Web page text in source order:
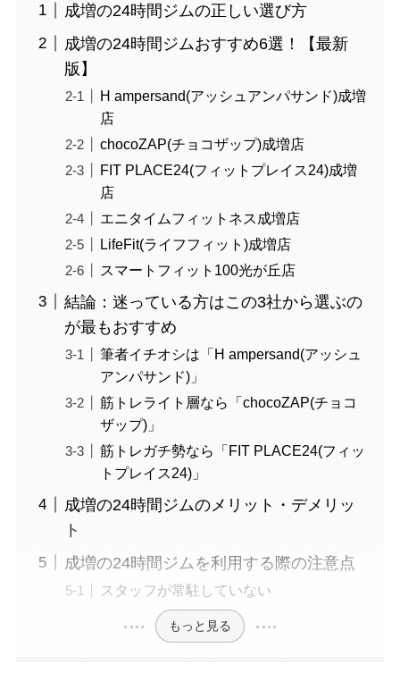
成増の24時間ジムの正しい選び方
成増の24時間ジムおすすめ6選！【最新
版】
H ampersand(アッシュアンパサンド)成増
店
chocoZAP(チョコザップ)成増店
FIT PLACE24(フィットプレイス24)成増
店
エニタイムフィットネス成増店
LifeFit(ライフフィット)成増店
スマートフィット100光が丘店
結論：迷っている方はこの3社から選ぶの
が最もおすすめ
筆者イチオシは「H ampersand(アッシュ
アンパサンド)」
筋トレライト層なら「chocoZAP(チョコ
ザップ)」
筋トレガチ勢なら「FIT PLACE24(フィッ
トプレイス24)」
成増の24時間ジムのメリット・デメリッ
ト
成増の24時間ジムを利用する際の注意点
スタッフが常駐していない
もっと見る